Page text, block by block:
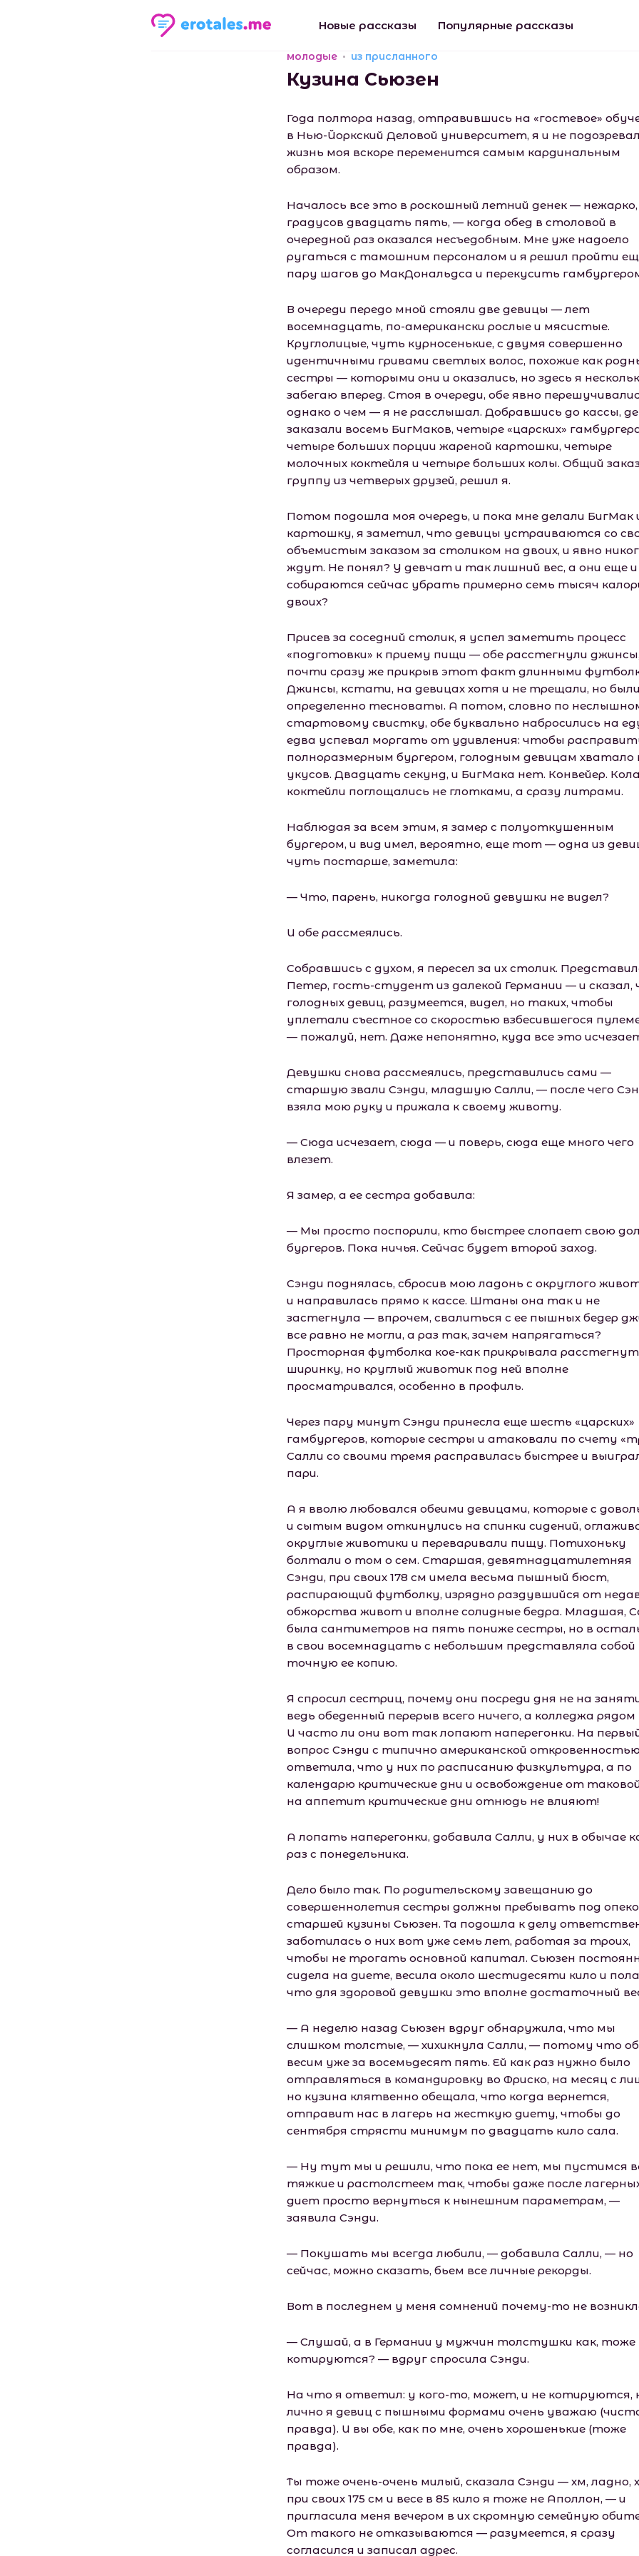
Новые рассказы Популярные рассказы
молодые из присланного
Кузина Сьюзен
Года полтора назад, отправившись на «гостевое»
в Нью-Йоркский Деловой университет, я и не
жизнь моя вскоре переменится самым кардинальным
образом.
Началось все это в роскошный летний денек — нежарко,
градусов двадцать пять, — когда обед в столовой в
очередной раз оказался несъедобным. Мне уже надоело
ругаться с тамошним персоналом и я решил пройти
пару шагов до МакДональдса и перекусить
В очереди передо мной стояли две девицы — лет
восемнадцать, по-американски рослые и мясистые.
Круглолицые, чуть курносенькие, с двумя совершенно
идентичными гривами светлых волос, похожие как
сестры — которыми они и оказались, но здесь я
забегаю вперед. Стоя в очереди, обе явно
однако о чем — я не расслышал. Добравшись до кассы,
заказали восемь БигМаков, четыре «царских»
четыре больших порции жареной картошки, четыре
молочных коктейля и четыре больших колы. Общий
группу из четверых друзей, решил я.
Потом подошла моя очередь, и пока мне делали БигМак
картошку, я заметил, что девицы устраиваются со
объемистым заказом за столиком на двоих, и явно
ждут. Не понял? У девчат и так лишний вес, а они еще и
собираются сейчас убрать примерно семь тысяч
двоих?
Присев за соседний столик, я успел заметить процесс
«подготовки» к приему пищи — обе расстегнули джинсы,
почти сразу же прикрыв этот факт длинными
Джинсы, кстати, на девицах хотя и не трещали, но
определенно тесноваты. А потом, словно по
стартовому свистку, обе буквально набросились на
едва успевал моргать от удивления: чтобы
полноразмерным бургером, голодным девицам хватало
укусов. Двадцать секунд, и БигМака нет. Конвейер.
коктейли поглощались не глотками, а сразу литрами.
Наблюдая за всем этим, я замер с полуоткушенным
бургером, и вид имел, вероятно, еще тот — одна из
чуть постарше, заметила:
— Что, парень, никогда голодной девушки не видел?
И обе рассмеялись.
Собравшись с духом, я пересел за их столик.
Петер, гость-студент из далекой Германии — и сказал,
голодных девиц, разумеется, видел, но таких, чтобы
уплетали съестное со скоростью взбесившегося
— пожалуй, нет. Даже непонятно, куда все это
Девушки снова рассмеялись, представились сами —
старшую звали Сэнди, младшую Салли, — после чего
взяла мою руку и прижала к своему животу.
— Сюда исчезает, сюда — и поверь, сюда еще много чего
влезет.
Я замер, а ее сестра добавила:
— Мы просто поспорили, кто быстрее слопает свою
бургеров. Пока ничья. Сейчас будет второй заход.
Сэнди поднялась, сбросив мою ладонь с округлого
и направилась прямо к кассе. Штаны она так и не
застегнула — впрочем, свалиться с ее пышных бедер
все равно не могли, а раз так, зачем напрягаться?
Просторная футболка кое-как прикрывала
ширинку, но круглый животик под ней вполне
просматривался, особенно в профиль.
Через пару минут Сэнди принесла еще шесть «царских»
гамбургеров, которые сестры и атаковали по счету
Салли со своими тремя расправилась быстрее и
пари.
А я вволю любовался обеими девицами, которые с
и сытым видом откинулись на спинки сидений,
округлые животики и переваривали пищу. Потихоньку
болтали о том о сем. Старшая, девятнадцатилетняя
Сэнди, при своих 178 см имела весьма пышный бюст,
распирающий футболку, изрядно раздувшийся от
обжорства живот и вполне солидные бедра. Младшая,
была сантиметров на пять пониже сестры, но в
в свои восемнадцать с небольшим представляла собой
точную ее копию.
Я спросил сестриц, почему они посреди дня не на
ведь обеденный перерыв всего ничего, а колледжа
И часто ли они вот так лопают наперегонки. На
вопрос Сэнди с типично американской откровенностью
ответила, что у них по расписанию физкультура, а по
календарю критические дни и освобождение от
на аппетит критические дни отнюдь не влияют!
А лопать наперегонки, добавила Салли, у них в обычае
раз с понедельника.
Дело было так. По родительскому завещанию до
совершеннолетия сестры должны пребывать под
старшей кузины Сьюзен. Та подошла к делу
заботилась о них вот уже семь лет, работая за троих,
чтобы не трогать основной капитал. Сьюзен
сидела на диете, весила около шестидесяти кило и
что для здоровой девушки это вполне достаточный
— А неделю назад Сьюзен вдруг обнаружила, что мы
слишком толстые, — хихикнула Салли, — потому что
весим уже за восемьдесят пять. Ей как раз нужно было
отправляться в командировку во Фриско, на месяц с
но кузина клятвенно обещала, что когда вернется,
отправит нас в лагерь на жесткую диету, чтобы до
сентября стрясти минимум по двадцать кило сала.
— Ну тут мы и решили, что пока ее нет, мы пустимся
тяжкие и растолстеем так, чтобы даже после
диет просто вернуться к нынешним параметрам, —
заявила Сэнди.
— Покушать мы всегда любили, — добавила Салли, — но
сейчас, можно сказать, бьем все личные рекорды.
Вот в последнем у меня сомнений почему-то не
— Слушай, а в Германии у мужчин толстушки как, тоже
котируются? — вдруг спросила Сэнди.
На что я ответил: у кого-то, может, и не котируются,
лично я девиц с пышными формами очень уважаю
правда). И вы обе, как по мне, очень хорошенькие (тоже
правда).
Ты тоже очень-очень милый, сказала Сэнди — хм, ладно,
при своих 175 см и весе в 85 кило я тоже не Аполлон, — и
пригласила меня вечером в их скромную семейную
От такого не отказываются — разумеется, я сразу
согласился и записал адрес.